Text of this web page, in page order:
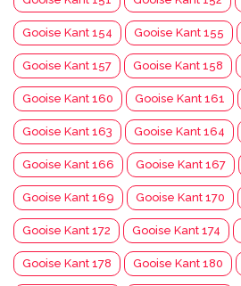
Gooise Kant 154 Gooise Kant 155
Gooise Kant 157 Gooise Kant 158
Gooise Kant 160 Gooise Kant 161
Gooise Kant 163 Gooise Kant 164
Gooise Kant 166 Gooise Kant 167
Gooise Kant 169 Gooise Kant 170
Gooise Kant 172 Gooise Kant 174
Gooise Kant 178 Gooise Kant 180